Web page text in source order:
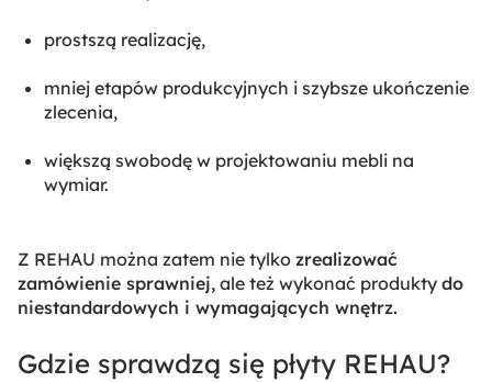
prostszą realizację,
mniej etapów produkcyjnych i szybsze ukończenie
zlecenia,
większą swobodę w projektowaniu mebli na
wymiar.
Z REHAU można zatem nie tylko zrealizować
zamówienie sprawniej, ale też wykonać produkty do
niestandardowych i wymagających wnętrz.
Gdzie sprawdzą się płyty REHAU?